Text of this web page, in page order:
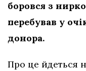
боровся з
перебував у
донора.
Про це йдеться